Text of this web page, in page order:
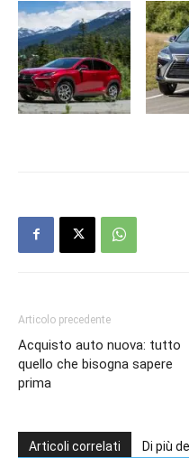
Articolo precedente
Acquisto auto nuova: tutto
quello che bisogna sapere
prima
Articoli correlati Di più